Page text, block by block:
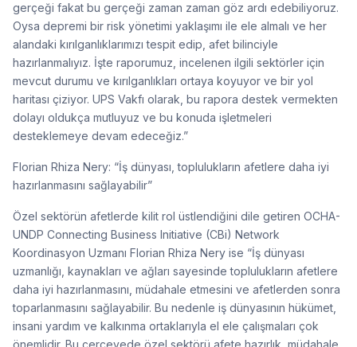
gerçeği fakat bu gerçeği zaman zaman göz ardı edebiliyoruz.
Oysa depremi bir risk yönetimi yaklaşımı ile ele almalı ve her
alandaki kırılganlıklarımızı tespit edip, afet bilinciyle
hazırlanmalıyız. İşte raporumuz, incelenen ilgili sektörler için
mevcut durumu ve kırılganlıkları ortaya koyuyor ve bir yol
haritası çiziyor. UPS Vakfı olarak, bu rapora destek vermekten
dolayı oldukça mutluyuz ve bu konuda işletmeleri
desteklemeye devam edeceğiz.”
Florian Rhiza Nery: “İş dünyası, toplulukların afetlere daha iyi
hazırlanmasını sağlayabilir”
Özel sektörün afetlerde kilit rol üstlendiğini dile getiren OCHA-
UNDP Connecting Business Initiative (CBi) Network
Koordinasyon Uzmanı Florian Rhiza Nery ise “İş dünyası
uzmanlığı, kaynakları ve ağları sayesinde toplulukların afetlere
daha iyi hazırlanmasını, müdahale etmesini ve afetlerden sonra
toparlanmasını sağlayabilir. Bu nedenle iş dünyasının hükümet,
insani yardım ve kalkınma ortaklarıyla el ele çalışmaları çok